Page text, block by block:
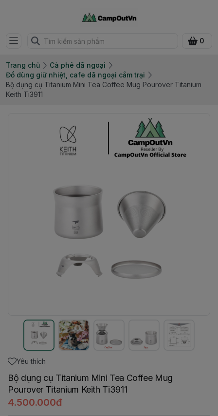
0
Trang chủ
Cà phê dã ngoại
Đồ dùng giữ nhiệt, cafe dã ngoại cắm trại
Bộ dụng cụ Titanium Mini Tea Coffee Mug Pourover Titanium
Keith Ti3911
Yêu thích
Bộ dụng cụ Titanium Mini Tea Coffee Mug
Pourover Titanium Keith Ti3911
4.500.000đ